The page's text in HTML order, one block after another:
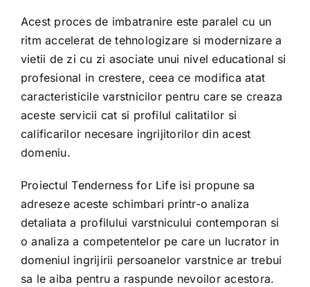
IDECO
AmiCo
Prin ochii seniorilor!
SenioriNET
CREA.T.Y.V.
Acest proces de imbatranire este paralel cu un
ritm accelerat de tehnologizare si modernizare a
vietii de zi cu zi asociate unui nivel educational si
profesional in crestere, ceea ce modifica atat
caracteristicile varstnicilor pentru care se creaza
aceste servicii cat si profilul calitatilor si
calificarilor necesare ingrijitorilor din acest
domeniu.
Proiectul Tenderness for Life isi propune sa
adreseze aceste schimbari printr-o analiza
detaliata a profilului varstnicului contemporan si
o analiza a competentelor pe care un lucrator in
domeniul ingrijirii persoanelor varstnice ar trebui
sa le aiba pentru a raspunde nevoilor acestora.